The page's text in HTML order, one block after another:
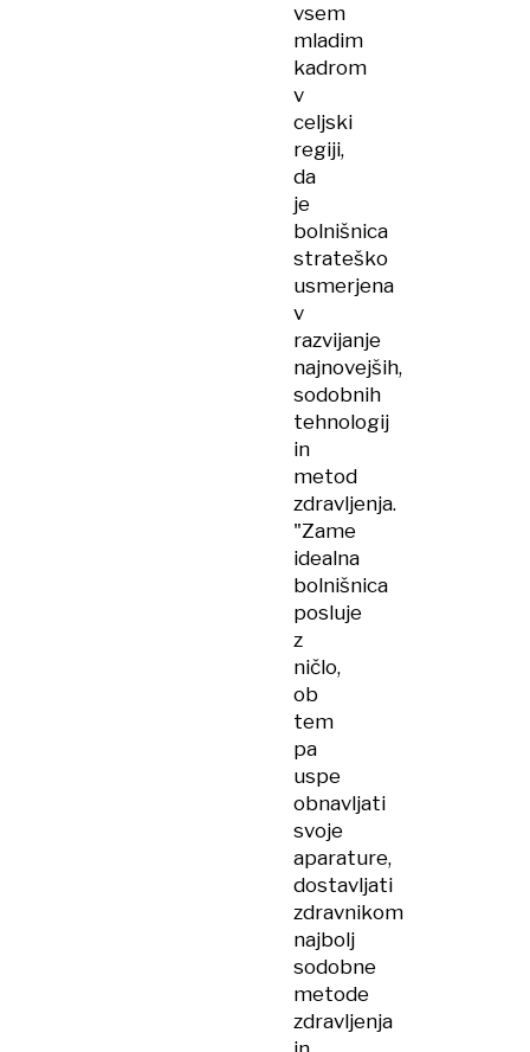
vsem
mladim
kadrom
v
celjski
regiji,
da
je
bolnišnica
strateško
usmerjena
v
razvijanje
najnovejših,
sodobnih
tehnologij
in
metod
zdravljenja.
"Zame
idealna
bolnišnica
posluje
z
ničlo,
ob
tem
pa
uspe
obnavljati
svoje
aparature,
dostavljati
zdravnikom
najbolj
sodobne
metode
zdravljenja